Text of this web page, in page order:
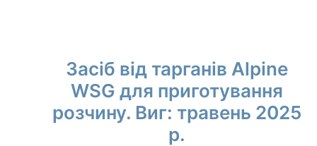
Засіб від тарганів Alpine
WSG для приготування
розчину. Виг: травень 2025
р.